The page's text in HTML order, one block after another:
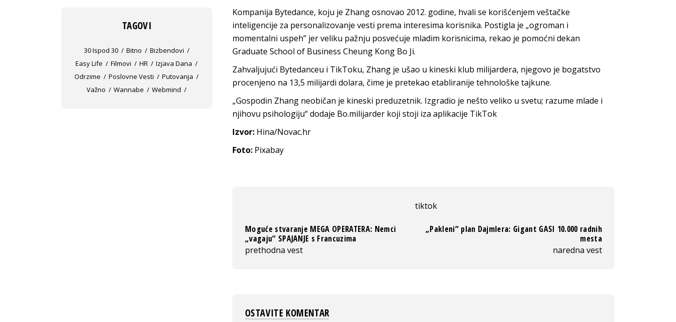
Kompanija Bytedance, koju je Zhang osnovao 2012. godine, hvali se korišćenjem veštačke
inteligencije za personalizovanje vesti prema interesima korisnika. Postigla je „ogroman i
momentalni uspeh” jer veliku pažnju posvećuje mladim korisnicima, rekao je pomoćni dekan
Graduate School of Business Cheung Kong Bo Ji.
Zahvaljujući Bytedanceu i TikToku, Zhang je ušao u kineski klub milijardera, njegovo je bogatstvo
procenjeno na 13,5 milijardi dolara, čime je pretekao etabliranije tehnološke tajkune.
„Gospodin Zhang neobičan je kineski preduzetnik. Izgradio je nešto veliko u svetu; razume mlade i
njihovu psihologiju“ dodaje Bo.milijarder koji stoji iza aplikacije TikTok
Izvor: Hina/Novac.hr
Foto: Pixabay
tiktok
Moguće stvaranje MEGA OPERATERA: Nemci
„vagaju“ SPAJANJE s Francuzima
prethodna vest
„Pakleni“ plan Dajmlera: Gigant GASI 10.000 radnih
mesta
naredna vest
OSTAVITE KOMENTAR
TAGOVI
30 Ispod 30 Bitno
Bizbendovi
Easy Life
Filmovi HR
Izjava Dana
Odrzime
Poslovne Vesti
Putovanja
Važno
Wannabe Webmind